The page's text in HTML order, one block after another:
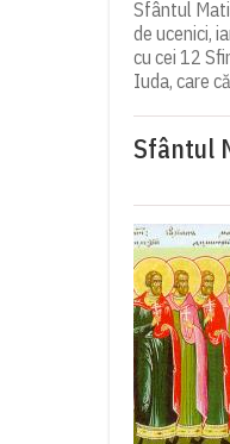
Sfântul
de ucenici,
cu cei 12
Iuda, care
Sfântul